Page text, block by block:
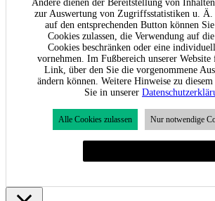
Andere dienen der Bereitstellung von
zur Auswertung von Zugriffsstatistiken u.
auf den entsprechenden Button können
Cookies zulassen, die Verwendung auf
Cookies beschränken oder eine
vornehmen. Im Fußbereich unserer Website
Link, über den Sie die vorgenommene
ändern können. Weitere Hinweise zu
Sie in unserer
Alle Cookies zulassen Nur notwendige